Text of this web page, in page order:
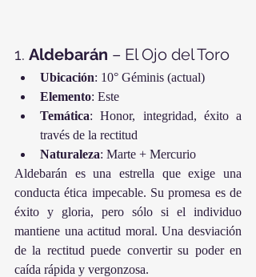
1. Aldebarán – El Ojo del Toro
Ubicación: 10° Géminis (actual)
Elemento: Este
Temática: Honor, integridad, éxito a
través de la rectitud
Naturaleza: Marte + Mercurio
Aldebarán es una estrella que exige una
conducta ética impecable. Su promesa es de
éxito y gloria, pero sólo si el individuo
mantiene una actitud moral. Una desviación
de la rectitud puede convertir su poder en
caída rápida y vergonzosa.